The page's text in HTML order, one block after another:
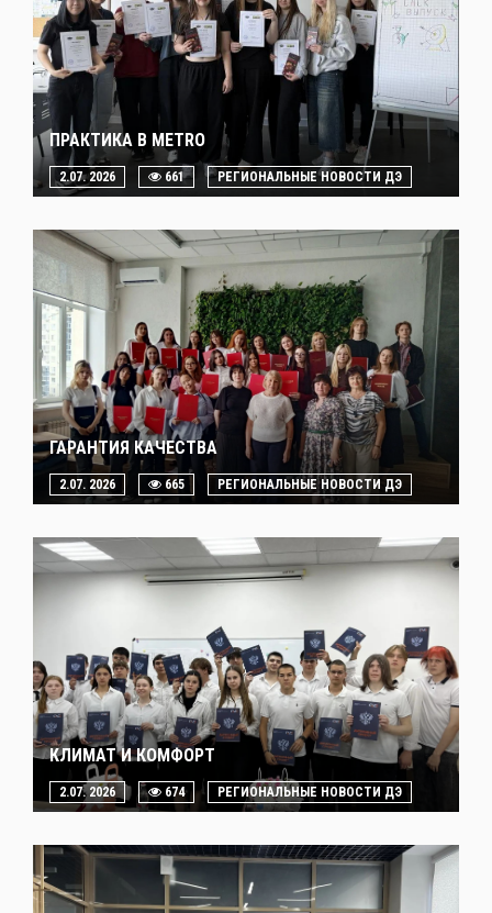
ПРАКТИКА В METRO
2.07. 2026 661 РЕГИОНАЛЬНЫЕ НОВОСТИ ДЭ
ГАРАНТИЯ КАЧЕСТВА
2.07. 2026 665 РЕГИОНАЛЬНЫЕ НОВОСТИ ДЭ
КЛИМАТ И КОМФОРТ
2.07. 2026 674 РЕГИОНАЛЬНЫЕ НОВОСТИ ДЭ